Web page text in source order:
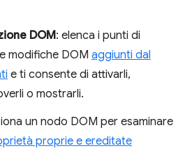
DOM: elenca i punti di
modifiche DOM aggiunti dal
e ti consente di attivarli,
o mostrarli.
un nodo DOM per esaminare
proprie e ereditate